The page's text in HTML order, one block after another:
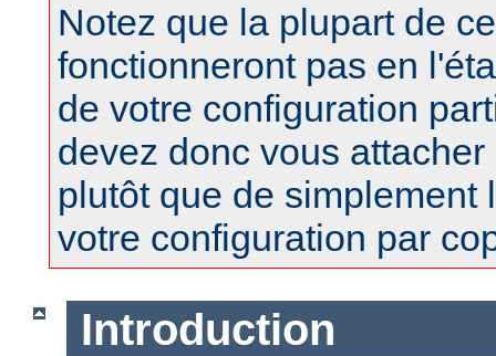
Notez que la plupart de
fonctionneront pas en
de votre configuration
devez donc vous
plutôt que de simplement
votre configuration par
Introduction